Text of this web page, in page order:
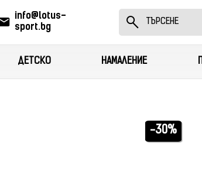
info@lotus-
sport.bg
ДЕТСКО НАМАЛЕНИЕ
-30%